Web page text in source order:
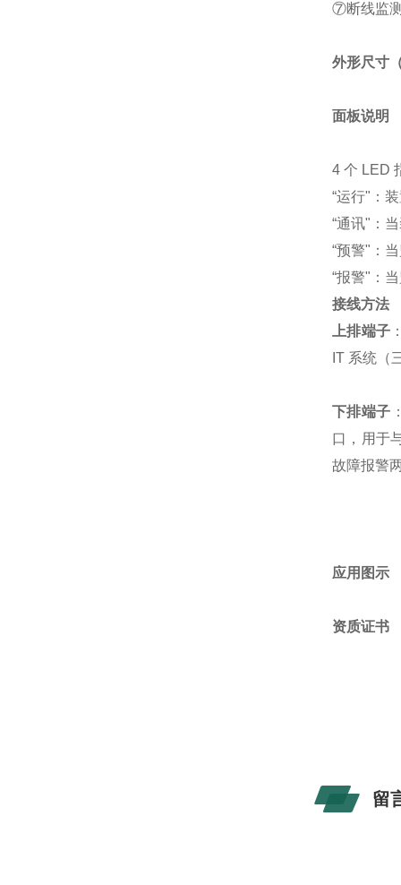
⑦断线监
外形尺寸
面板说明
4 个 LED
“运行"：
“通讯"：
“预警"：
“报警"：
接线方法
上排端子
IT 系统（
下排端子
口，用于
故障报警
应用图示
资质证书
留